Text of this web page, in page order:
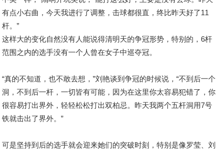
有点小右曲，今天我进行了调整，击球都很直，终比昨天好了11
杆。”
这样大的变化自然没有人能说得清明天的争冠形势，特别的，6杆
范围之内的选手没有一个人曾在女子中巡夺冠。
“真的不知道，也不敢去想，”刘艳谈到争冠的时候说，“不到后一个
洞，不到后一杆，一切皆有可能，因为在这里你太容易犯错了，你
很容易打出界外，轻轻松松打出双柏忌。昨天我两个五杆洞用7号
铁就击出了界外。”
可是坚持到后的选手就会迎来她们的突破时刻，特别是像罗莹、刘